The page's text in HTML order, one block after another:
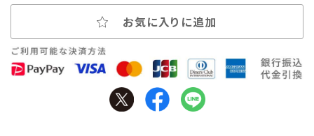
お気に入りに追加